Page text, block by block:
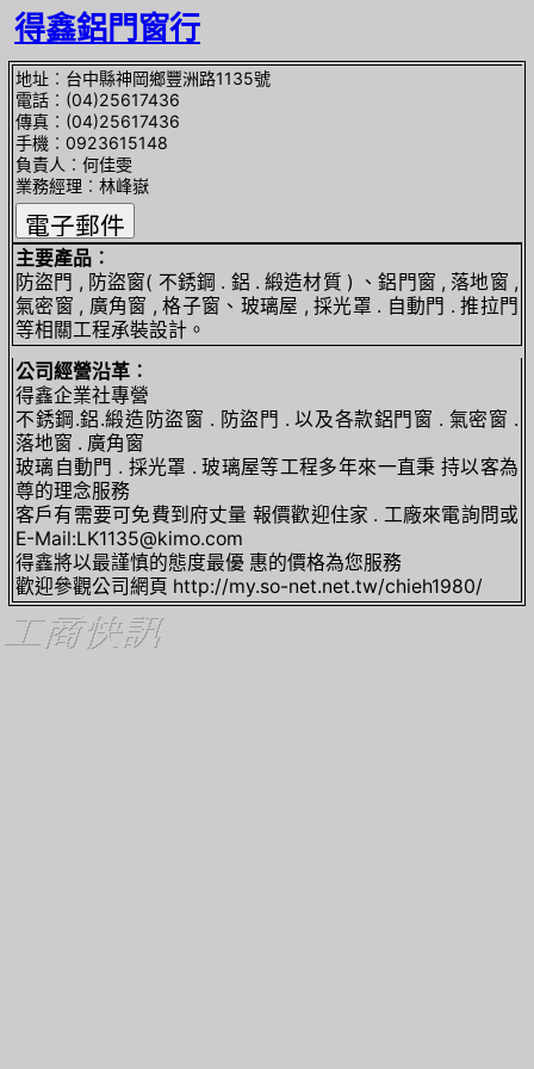
得鑫鋁門窗行
地址︰台中縣神岡鄉豐洲路1135號
電話︰(04)25617436
傳真︰(04)25617436
手機︰0923615148
負責人︰何佳雯
業務經理︰林峰嶽
主要產品︰
防盜門 , 防盜窗( 不銹鋼 . 鋁 . 緞造材質 ) 、鋁門窗 , 落地窗 ,
氣密窗 , 廣角窗 , 格子窗、玻璃屋 , 採光罩 . 自動門 . 推拉門
等相關工程承裝設計。
公司經營沿革︰
得鑫企業社專營
不銹鋼.鋁.緞造防盜窗 . 防盜門 . 以及各款鋁門窗 . 氣密窗 .
落地窗 . 廣角窗
玻璃自動門 . 採光罩 . 玻璃屋等工程多年來一直秉 持以客為
尊的理念服務
客戶有需要可免費到府丈量 報價歡迎住家 . 工廠來電詢問或
E-Mail:LK1135@kimo.com
得鑫將以最謹慎的態度最優 惠的價格為您服務
歡迎參觀公司網頁 http://my.so-net.net.tw/chieh1980/